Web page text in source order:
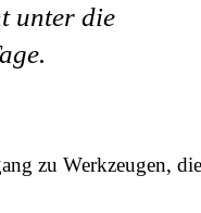
unter die
zu Werkzeugen,